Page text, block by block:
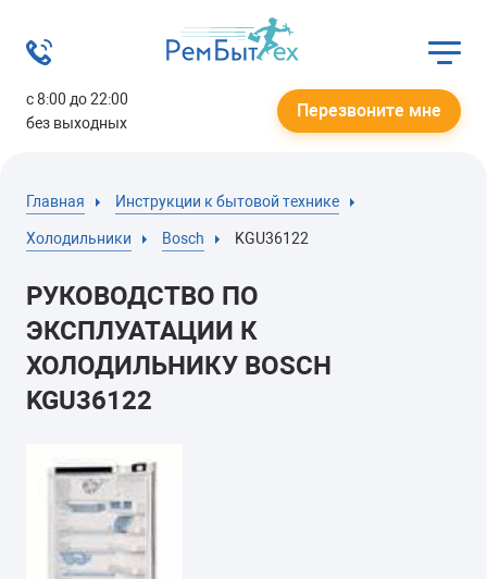
с 8:00 до 22:00
без выходных
Перезвоните мне
Главная Инструкции к бытовой технике
Холодильники Bosch KGU36122
РУКОВОДСТВО ПО
ЭКСПЛУАТАЦИИ К
ХОЛОДИЛЬНИКУ BOSCH
KGU36122